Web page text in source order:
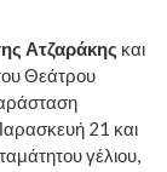
Ατζαράκης και
Θεάτρου
21 και
γέλιου,